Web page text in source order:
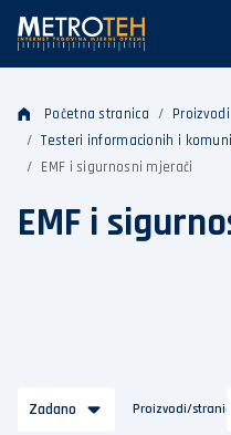
Početna stranica
Proizvodi
Testeri informacionih i
EMF i sigurnosni mjerači
EMF i
Zadano Proizvodi/